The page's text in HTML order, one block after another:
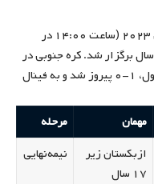
تنها تقابل ثبت‌شده این دو تیم در ۲۹ ژوئن ۲۰۲۳ (ساعت ۱۴:۰۰ در
مرحله نیمه‌نهایی جام ملت‌های آسیا زیر ۱۷ سال برگزار شد. کره جنوبی در
ورزشگاه بی‌جی تانیابوری با گلزنی در نیمه اول، ۱-۰ پیروز شد و به فینال
مهمان
مرحله
ازبکستان زیر
۱۷ سال
نیمه‌نهایی